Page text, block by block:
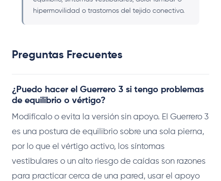
hipermovilidad o trastornos del tejido conectivo.
Preguntas Frecuentes
¿Puedo hacer el Guerrero 3 si tengo problemas
de equilibrio o vértigo?
Modifícalo o evita la versión sin apoyo. El Guerrero 3
es una postura de equilibrio sobre una sola pierna,
por lo que el vértigo activo, los síntomas
vestibulares o un alto riesgo de caídas son razones
para practicar cerca de una pared, usar el apoyo